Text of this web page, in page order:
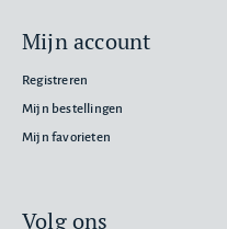
Mijn account
Registreren
Mijn bestellingen
Mijn favorieten
Volg ons